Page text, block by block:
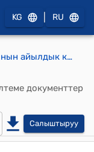
KG RU
Мин-Булак айыл аймагынын айылдык кеңешинин 2025-жылдын 17-ноябрындагы "«Миӊ-Булак муниципалдык» ишканасына 2511 статьясына тиешелүү акча каражатын жылдыруу жɵнүндɵ" №13/88 токтому
документтер
Салыштыруу